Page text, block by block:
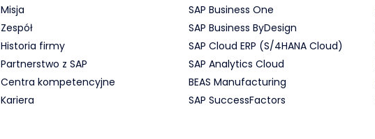
Misja
Zespół
Historia firmy
Partnerstwo z SAP
Centra kompetencyjne
Kariera
SAP Business One
SAP Business ByDesign
SAP Cloud ERP (S/4HANA Cloud)
SAP Analytics Cloud
BEAS Manufacturing
SAP SuccessFactors